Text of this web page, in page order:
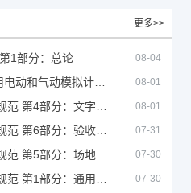
更多>>
1部分：总论 08-04
08-01
08-01
07-31
07-30
07-30